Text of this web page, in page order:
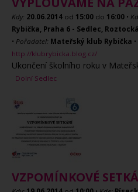
Kdy: 20.06.2014 od 15:00 do 16:00 •
Rybička, Praha 6 - Sedlec,
• Pořadatel: Mateřský klub Rybička •
http://klubrybicka.blog.cz/
Ukončení školního roku v
Dolní Sedlec
VZPOMÍNKOVÉ